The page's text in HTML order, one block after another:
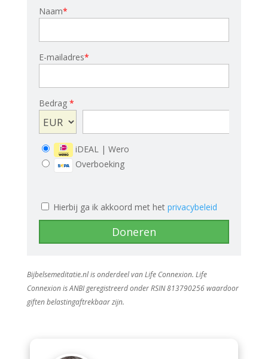
Naam*
E-mailadres*
Bedrag *
iDEAL | Wero
Overboeking
Hierbij ga ik akkoord met het privacybeleid
Bijbelsemeditatie.nl is onderdeel van Life Connexion. Life
Connexion is ANBI geregistreerd onderRSIN 813790256waardoor
giften belastingaftrekbaar zijn.